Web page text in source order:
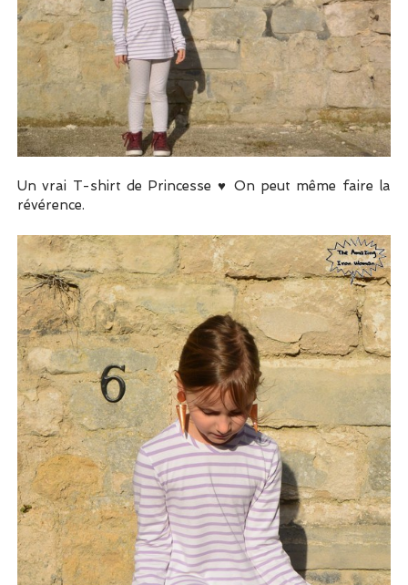
Un vrai T-shirt de Princesse ♥ On peut même faire la
révérence.